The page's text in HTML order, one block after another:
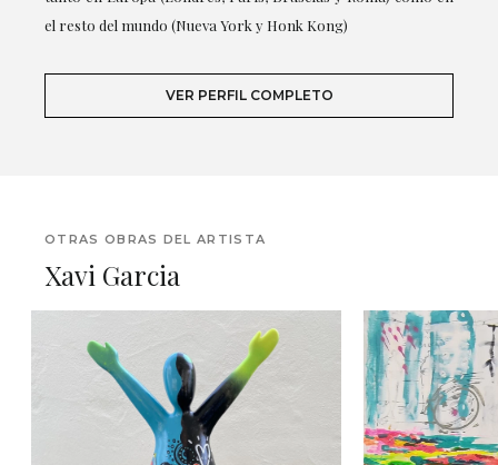
el resto del mundo (Nueva York y Honk Kong)
VER PERFIL COMPLETO
OTRAS OBRAS DEL ARTISTA
Xavi Garcia